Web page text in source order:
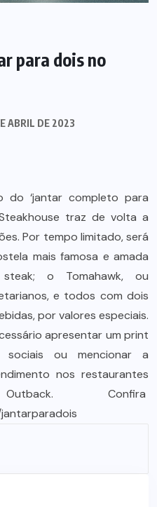
para dois no
ABRIL DE 2023
do ‘jantar completo para
traz de volta a
Por tempo limitado, será
mais famosa e amada
o Tomahawk, ou
e todos com dois
por valores especiais.
apresentar um print
ou mencionar a
nos restaurantes
Confira